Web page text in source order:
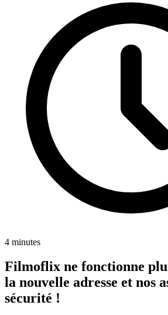
4 minutes
Filmoflix ne fonctionne
la nouvelle adresse et nos
sécurité !